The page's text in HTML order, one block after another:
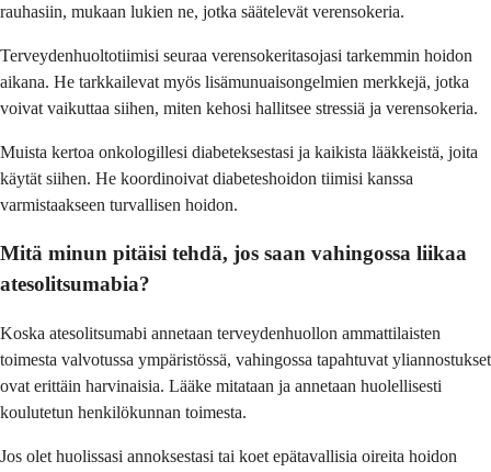
rauhasiin, mukaan lukien ne, jotka säätelevät verensokeria.
Terveydenhuoltotiimisi seuraa verensokeritasojasi tarkemmin hoidon
aikana. He tarkkailevat myös lisämunuaisongelmien merkkejä, jotka
voivat vaikuttaa siihen, miten kehosi hallitsee stressiä ja verensokeria.
Muista kertoa onkologillesi diabeteksestasi ja kaikista lääkkeistä, joita
käytät siihen. He koordinoivat diabeteshoidon tiimisi kanssa
varmistaakseen turvallisen hoidon.
Mitä minun pitäisi tehdä, jos saan vahingossa liikaa
atesolitsumabia?
Koska atesolitsumabi annetaan terveydenhuollon ammattilaisten
toimesta valvotussa ympäristössä, vahingossa tapahtuvat yliannostukset
ovat erittäin harvinaisia. Lääke mitataan ja annetaan huolellisesti
koulutetun henkilökunnan toimesta.
Jos olet huolissasi annoksestasi tai koet epätavallisia oireita hoidon